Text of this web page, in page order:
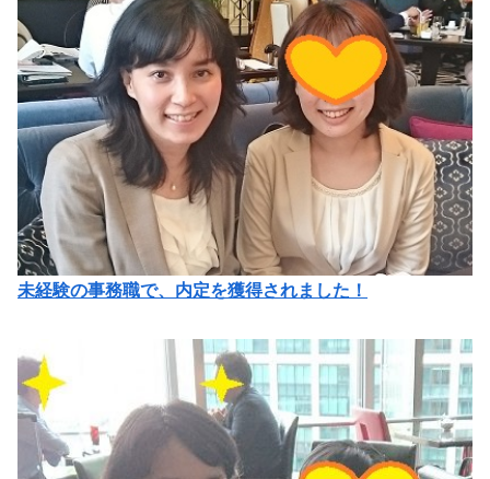
未経験の事務職で、内定を獲得されました！